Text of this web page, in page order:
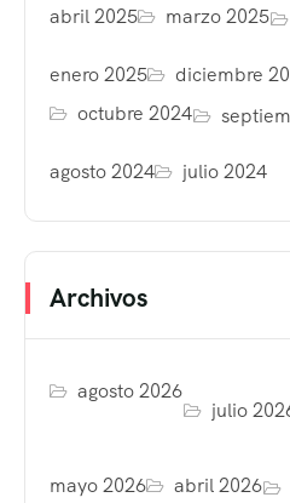
abril 2025 marzo 2025
enero 2025 diciembre
octubre 2024
agosto 2024 julio 2024
Archivos
agosto 2026
julio
mayo 2026 abril 2026